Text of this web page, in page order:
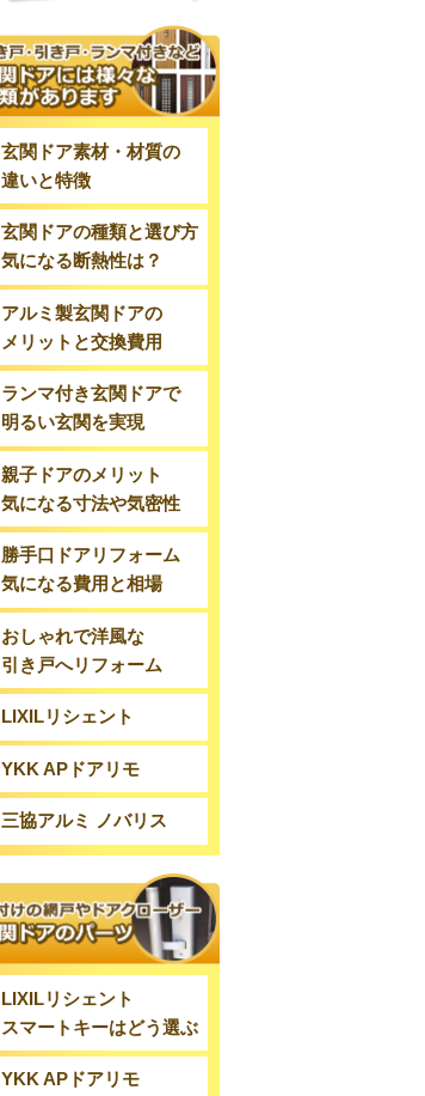
玄関ドア素材・材質の
違いと特徴
玄関ドアの種類と選び方
気になる断熱性は？
アルミ製玄関ドアの
メリットと交換費用
ランマ付き玄関ドアで
明るい玄関を実現
親子ドアのメリット
気になる寸法や気密性
勝手口ドアリフォーム
気になる費用と相場
おしゃれで洋風な
引き戸へリフォーム
LIXILリシェント
YKK APドアリモ
三協アルミ ノバリス
LIXILリシェント
スマートキーはどう選ぶ
YKK APドアリモ